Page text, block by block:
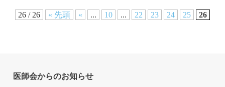
26 / 26 « 先頭 « ... 10 ... 22 23 24 25 26
医師会からのお知らせ